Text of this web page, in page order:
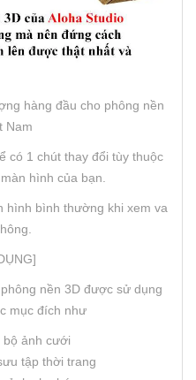
hàng đầu cho phông nền
Nam
có 1 chút thay đổi tùy thuộc
hình của bạn.
hình bình thường khi xem va
nền 3D được sử dụng
mục đích như
bộ ảnh cưới
tập thời trang